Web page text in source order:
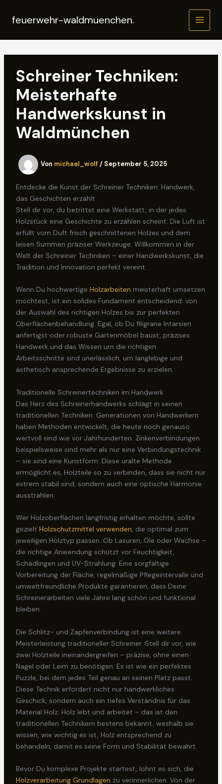
Inhaltfeuerwehr-waldmuenchen.
MAIN
Schreiner Techniken:
Meisterhafte
Handwerkskunst in
Waldmünchen
Von michael_wolf / September 5, 2025
Entdecke die Kunst der Schreiner Techniken: Handwerk,
das Geschichten erzählt
Stell dir vor, du betrittst eine Werkstatt, in der jedes
Holzstück eine Geschichte zu erzählen scheint. Die Luft ist
erfüllt vom Duft frisch geschnittenen Holzes und dem
leisen Summen präziser Werkzeuge. Willkommen in der
Welt der Schreiner Techniken – einer Handwerkskunst, die
Tradition und Innovation perfekt vereint.
Wenn Du hochwertige Holzarbeiten meisterhaft umsetzen
möchtest, ist ein solides Fundament entscheidend: von
der Auswahl des richtigen Holzes bis zur perfekten
Oberflächenbehandlung. Egal, ob Du filigrane Intarsien
anfertigst oder robuste Gartenmöbel baust, präzises
Handwerk und das Wissen um die richtigen
Arbeitsschritte sind unerlässlich, um langlebige und
ästhetisch ansprechende Ergebnisse zu erzielen.
Traditionelle Schreinertechniken im Handwerk
Das Herz des Schreinerhandwerks schlägt in seinen
traditionellen Techniken. Generationen von Handwerkern
haben Methoden entwickelt, die heute noch genauso
wertvoll sind wie vor Jahrhunderten. Zinkenverbindungen
beispielsweise sind mehr als nur eine Verbindungstechnik
– sie sind eine Kunstform. Diese uralte Methode
ermöglicht es, Holzteile so zu verbinden, dass sie nicht nur
extrem stabil sind, sondern auch eine optische Harmonie
ausstrahlen.
Wer Holzoberflächen langfristig erhalten möchte, sollte
gezielt Holzschutzmittel verwenden, die optimal zum
jeweiligen Holztyp passen. Ob Lasuren, Öle oder Wachse –
die richtige Anwendung schützt vor Feuchtigkeit,
Schädlingen und UV-Strahlung. Eine sorgfältige
Vorbereitung der Fläche, regelmäßige Pflegeintervalle und
umweltfreundliche Produkte garantieren, dass Deine
Schreinerarbeiten viele Jahre lang schön und funktional
bleiben.
Die Schlitz- und Zapfenverbindung ist eine weitere
Meisterleistung traditioneller Schreiner. Stell dir vor, wie
zwei Holzteile ineinandergreifen – präzise, ohne einen
Nagel oder Leim zu benötigen. Es ist wie ein perfektes
Puzzle, bei dem jedes Teil genau an seinen Platz passt.
Diese Technik erfordert nicht nur handwerkliches
Geschick, sondern auch ein tiefes Verständnis für das
Material Holz. Holz lebt und arbeitet – das ist den
traditionellen Technikern bestens bekannt, weshalb sie
wissen, wie wichtig es ist, Holz entsprechend zu
behandeln, damit es seine Form und Stabilität bewahrt.
Bevor Du komplexe Projekte startest, lohnt es sich, die
Holzverarbeitung Grundlagen zu verinnerlichen: Von der